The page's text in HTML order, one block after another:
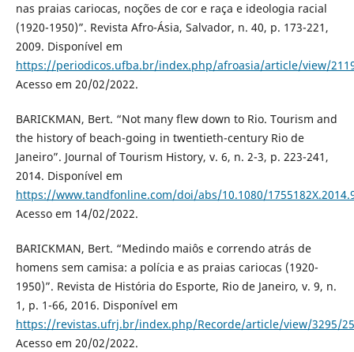
nas praias cariocas, noções de cor e raça e ideologia racial
(1920-1950)”. Revista Afro-Ásia, Salvador, n. 40, p. 173-221,
2009. Disponível em
https://periodicos.ufba.br/index.php/afroasia/article/view/
Acesso em 20/02/2022.
BARICKMAN, Bert. “Not many flew down to Rio. Tourism and
the history of beach-going in twentieth-century Rio de
Janeiro”. Journal of Tourism History, v. 6, n. 2-3, p. 223-241,
2014. Disponível em
https://www.tandfonline.com/doi/abs/10.1080/
Acesso em 14/02/2022.
BARICKMAN, Bert. “Medindo maiôs e correndo atrás de
homens sem camisa: a polícia e as praias cariocas (1920-
1950)”. Revista de História do Esporte, Rio de Janeiro, v. 9, n.
1, p. 1-66, 2016. Disponível em
https://revistas.ufrj.br/index.php/Recorde/article/view/3295/
Acesso em 20/02/2022.